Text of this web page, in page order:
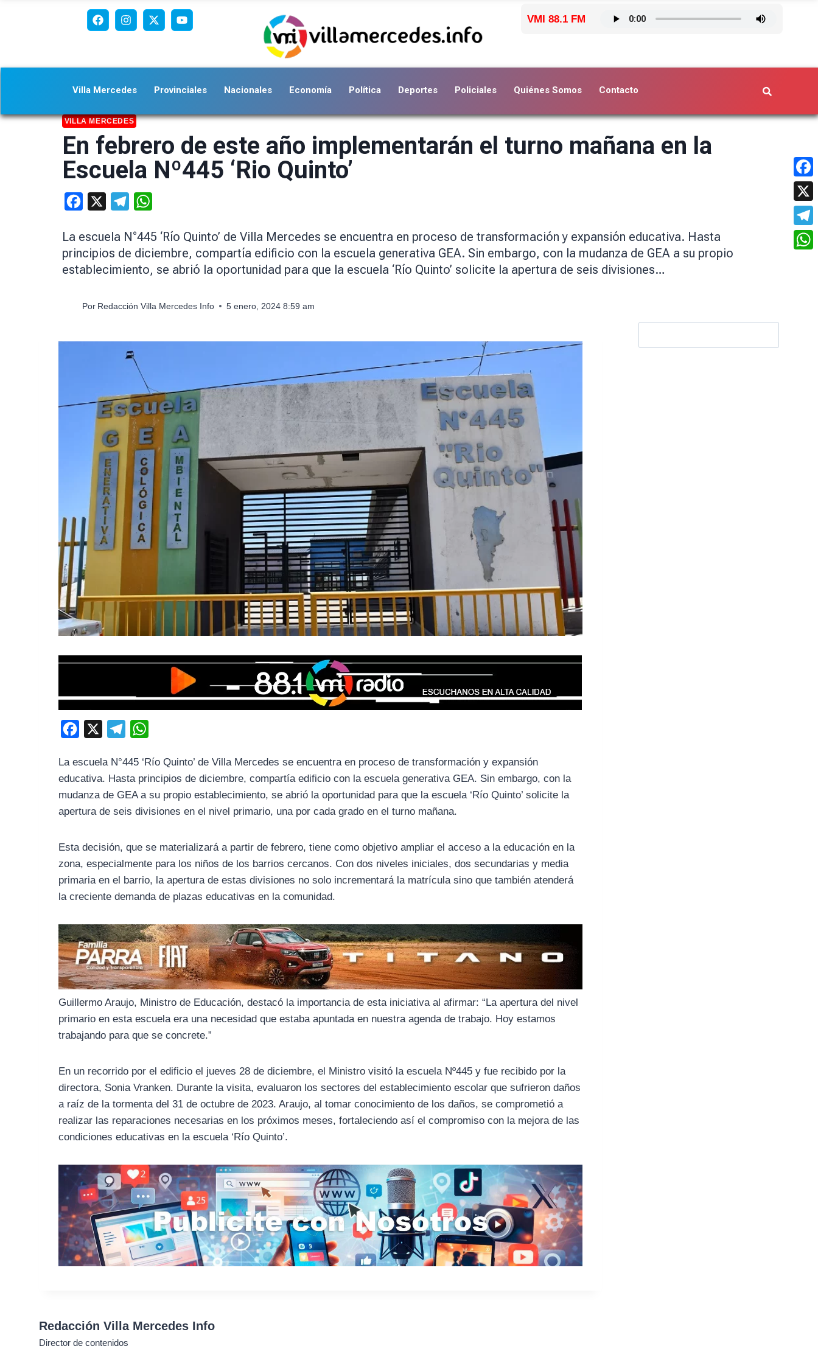
VMI 88.1 FM
Villa Mercedes Provinciales Nacionales Economía Política Deportes Policiales Quiénes Somos Contacto
VILLA MERCEDES
En febrero de este año implementarán el turno mañana en la
Escuela Nº445 ‘Rio Quinto’
Facebook Telegram
La escuela N°445 ‘Río Quinto’ de Villa Mercedes se encuentra en proceso de transformación y expansión educativa. Hasta
principios de diciembre, compartía edificio con la escuela generativa GEA. Sin embargo, con la mudanza de GEA a su propio
establecimiento, se abrió la oportunidad para que la escuela ‘Río Quinto’ solicite la apertura de seis divisiones…
Por Redacción Villa Mercedes Info 5 enero, 2024 8:59 am
c
e
b
l
e
g
m
a
t
s
La escuela N°445 ‘Río Quinto’ de Villa Mercedes se encuentra en proceso de transformación y expansión
educativa. Hasta principios de diciembre, compartía edificio con la escuela generativa GEA. Sin embargo, con la
mudanza de GEA a su propio establecimiento, se abrió la oportunidad para que la escuela ‘Río Quinto’ solicite la
apertura de seis divisiones en el nivel primario, una por cada grado en el turno mañana.
Esta decisión, que se materializará a partir de febrero, tiene como objetivo ampliar el acceso a la educación en la
zona, especialmente para los niños de los barrios cercanos. Con dos niveles iniciales, dos secundarias y media
primaria en el barrio, la apertura de estas divisiones no solo incrementará la matrícula sino que también atenderá
la creciente demanda de plazas educativas en la comunidad.
Guillermo Araujo, Ministro de Educación, destacó la importancia de esta iniciativa al afirmar: “La apertura del nivel
primario en esta escuela era una necesidad que estaba apuntada en nuestra agenda de trabajo. Hoy estamos
trabajando para que se concrete.”
En un recorrido por el edificio el jueves 28 de diciembre, el Ministro visitó la escuela Nº445 y fue recibido por la
directora, Sonia Vranken. Durante la visita, evaluaron los sectores del establecimiento escolar que sufrieron daños
a raíz de la tormenta del 31 de octubre de 2023. Araujo, al tomar conocimiento de los daños, se comprometió a
realizar las reparaciones necesarias en los próximos meses, fortaleciendo así el compromiso con la mejora de las
condiciones educativas en la escuela ‘Río Quinto’.
Redacción Villa Mercedes Info
Director de contenidos
X